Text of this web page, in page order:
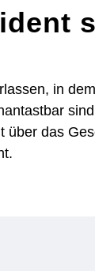
in
über das